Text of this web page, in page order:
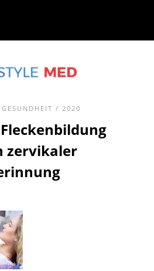
GESUNDHEIT / 2020
zervikaler